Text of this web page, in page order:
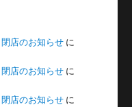
店のお知らせ に
店のお知らせ に
店のお知らせ に